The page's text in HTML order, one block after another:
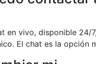
en vivo, disponible 24/
El chat es la opción